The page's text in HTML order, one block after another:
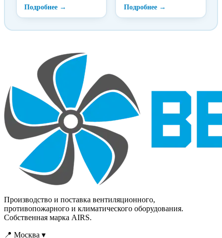
подходят для работы в
системах вентиляции с
подходят для работы в
системах вентиляции с
Производство и поставка вентиляционного,
противопожарного и климатического оборудования.
Собственная марка AIRS.
📍 Москва ▾